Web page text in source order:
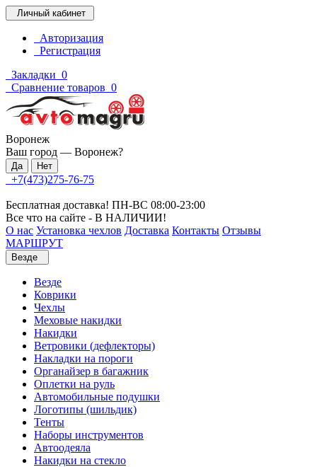
Личный кабинет
Авторизация
Регистрация
Закладки 0
Сравнение товаров 0
Воронеж
Ваш город — Воронеж?
+7(473)275-76-75
Бесплатная доставка! ПН-ВС 08:00-23:00
Все что на сайте - В НАЛИЧИИ!
О нас Установка чехлов Доставка Контакты Отзывы
МАРШРУТ
Везде
Везде
Коврики
Чехлы
Меховые накидки
Накидки
Ветровики (дефлекторы)
Накладки на пороги
Органайзер в багажник
Оплетки на руль
Автомобильные подушки
Логотипы (шильдик)
Тенты
Наборы инструментов
Автоодеяла
Накидки на стекло